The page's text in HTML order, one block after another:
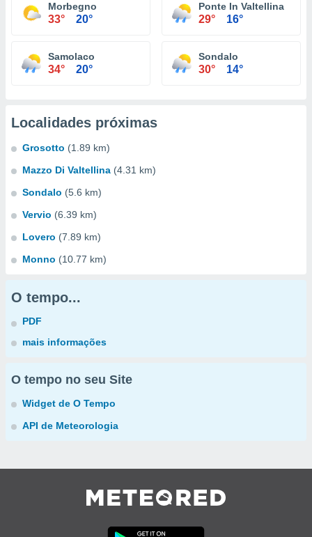
Morbegno
33° 20°
Ponte In Valtellina
29° 16°
Samolaco
34° 20°
Sondalo
30° 14°
Localidades próximas
Grosotto (1.89 km)
Mazzo Di Valtellina (4.31 km)
Sondalo (5.6 km)
Vervio (6.39 km)
Lovero (7.89 km)
Monno (10.77 km)
O tempo...
PDF
mais informações
O tempo no seu Site
Widget de O Tempo
API de Meteorologia